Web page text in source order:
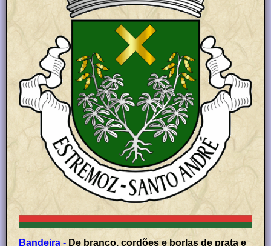
Bandeira - De branco, cordões e borlas de prata e